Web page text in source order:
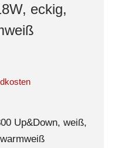
eckig,
Up&Down, weiß,